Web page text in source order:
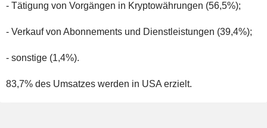
- Tätigung von Vorgängen in Kryptowährungen (56,5%);
- Verkauf von Abonnements und Dienstleistungen (39,4%);
- sonstige (1,4%).
83,7% des Umsatzes werden in USA erzielt.